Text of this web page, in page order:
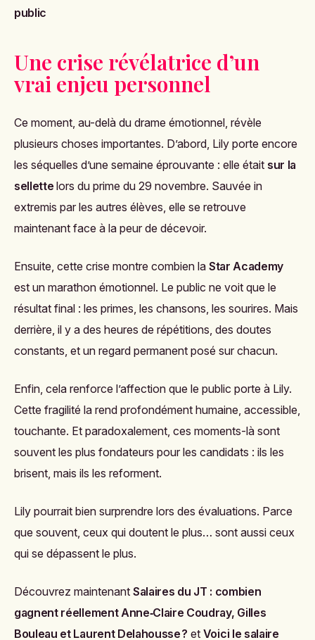
public
Une crise révélatrice d’un
vrai enjeu personnel
Ce moment, au-delà du drame émotionnel, révèle
plusieurs choses importantes. D’abord, Lily porte encore
les séquelles d’une semaine éprouvante : elle était sur la
sellette lors du prime du 29 novembre. Sauvée in
extremis par les autres élèves, elle se retrouve
maintenant face à la peur de décevoir.
Ensuite, cette crise montre combien la Star Academy
est un marathon émotionnel. Le public ne voit que le
résultat final : les primes, les chansons, les sourires. Mais
derrière, il y a des heures de répétitions, des doutes
constants, et un regard permanent posé sur chacun.
Enfin, cela renforce l’affection que le public porte à Lily.
Cette fragilité la rend profondément humaine, accessible,
touchante. Et paradoxalement, ces moments-là sont
souvent les plus fondateurs pour les candidats : ils les
brisent, mais ils les reforment.
Lily pourrait bien surprendre lors des évaluations. Parce
que souvent, ceux qui doutent le plus… sont aussi ceux
qui se dépassent le plus.
Découvrez maintenant Salaires du JT : combien
gagnent réellement Anne‑Claire Coudray, Gilles
Bouleau et Laurent Delahousse ? et Voici le salaire